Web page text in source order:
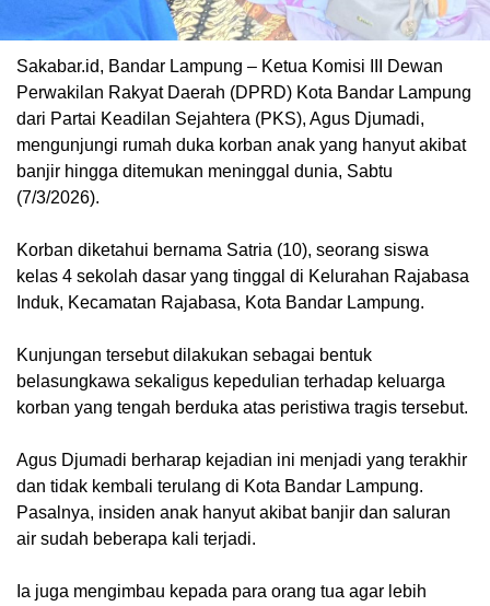
Sakabar.id, ‎Bandar Lampung – Ketua Komisi III Dewan
Perwakilan Rakyat Daerah (DPRD) Kota Bandar Lampung
dari Partai Keadilan Sejahtera (PKS), Agus Djumadi,
mengunjungi rumah duka korban anak yang hanyut akibat
banjir hingga ditemukan meninggal dunia, Sabtu
(7/3/2026).
‎Korban diketahui bernama Satria (10), seorang siswa
kelas 4 sekolah dasar yang tinggal di Kelurahan Rajabasa
Induk, Kecamatan Rajabasa, Kota Bandar Lampung.
‎Kunjungan tersebut dilakukan sebagai bentuk
belasungkawa sekaligus kepedulian terhadap keluarga
korban yang tengah berduka atas peristiwa tragis tersebut.
‎Agus Djumadi berharap kejadian ini menjadi yang terakhir
dan tidak kembali terulang di Kota Bandar Lampung.
Pasalnya, insiden anak hanyut akibat banjir dan saluran
air sudah beberapa kali terjadi.
‎Ia juga mengimbau kepada para orang tua agar lebih